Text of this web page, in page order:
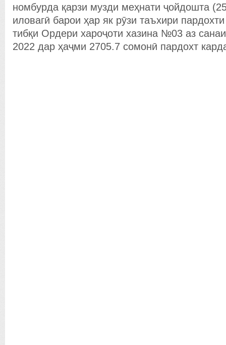
номбурда қарзи музди меҳнати ҷойдошта
иловагӣ барои ҳар як рӯзи таъхири
тибқи Ордери хароҷоти хазина №03 аз
2022 дар ҳаҷми 2705.7 сомонӣ пардохт